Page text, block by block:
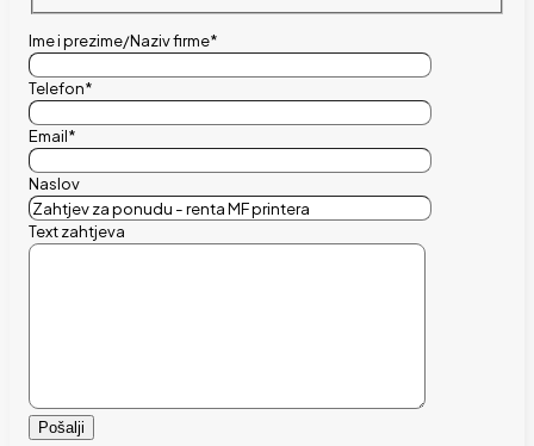
Ime i prezime/Naziv firme*
Telefon*
Email*
Naslov
Text zahtjeva